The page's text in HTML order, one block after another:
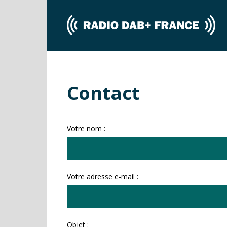
Contact
Votre nom :
Votre adresse e-mail :
Objet :